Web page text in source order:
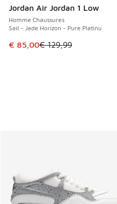
Jordan Air Jordan 1 Low
Homme Chaussures
Sail - Jade Horizon - Pure Platinu
Cet article est en
€ 85,00€ 129,99